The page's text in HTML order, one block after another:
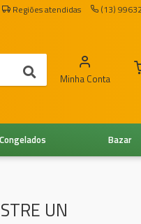
Regiões atendidas (13)
Minha Conta
Bazar
Congelados
UN